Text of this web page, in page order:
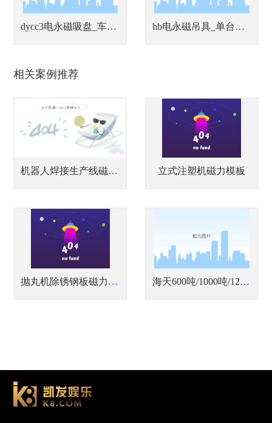
dycc3电永磁吸盘_车床用电永磁吸盘 hb电永磁吊具_单台或多台联吊钢坯吊具
相关案例推荐
机器人焊接生产线磁力搬运薄板工件 立式注塑机磁力模板
抛丸机除锈钢板磁力吊装 海天600吨/1000吨/1200吨注塑机磁力快速换模